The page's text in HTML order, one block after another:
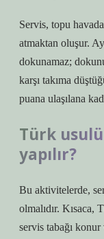
Servis, topu havada
atmaktan oluşur.
dokunamaz;
karşı takıma
puana ulaşılana
Türk
yapılır?
Bu aktivitelerde,
olmalıdır.
servis tabağı